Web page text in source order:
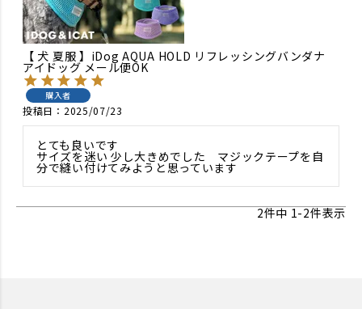
【 犬 夏服 】iDog AQUA HOLD リフレッシングバンダナ
アイドッグ メール便OK
購入者
投稿日 2025/07/23
とても良いです
サイズを迷い 少し大きめでした　マジックテープを自
分で縫い付けてみようと思っています
2件中 1-2件表示